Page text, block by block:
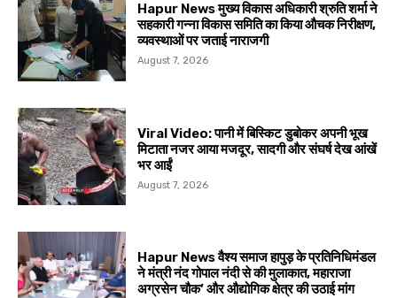
Hapur News मुख्य विकास अधिकारी श्रुति शर्मा ने
सहकारी गन्ना विकास समिति का किया औचक निरीक्षण,
व्यवस्थाओं पर जताई नाराजगी
August 7, 2026
Viral Video: पानी में बिस्किट डुबोकर अपनी भूख
मिटाता नजर आया मजदूर, सादगी और संघर्ष देख आंखें
भर आईं
August 7, 2026
Hapur News वैश्य समाज हापुड़ के प्रतिनिधिमंडल
ने मंत्री नंद गोपाल नंदी से की मुलाकात, महाराजा
अग्रसेन चौक’ और औद्योगिक क्षेत्र की उठाई मांग